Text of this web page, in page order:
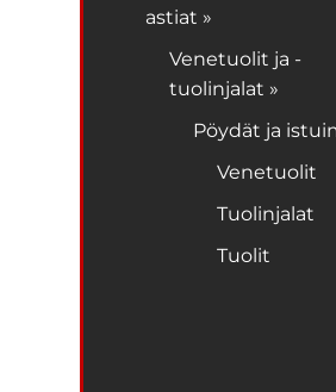
astiat »
Venetuolit ja -
tuolinjalat »
Pöydät ja
Venetuolit
Tuolinjalat
Tuolit